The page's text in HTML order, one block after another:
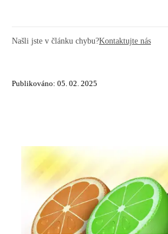
Našli jste v článku chybu?Kontaktujte nás
Publikováno: 05. 02. 2025